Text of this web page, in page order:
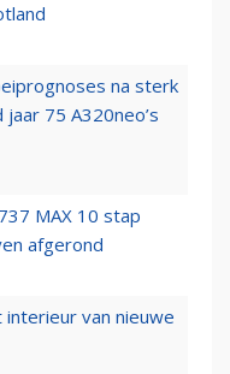
na sterk
75 A320neo’s
MAX 10 stap
afgerond
interieur van nieuwe